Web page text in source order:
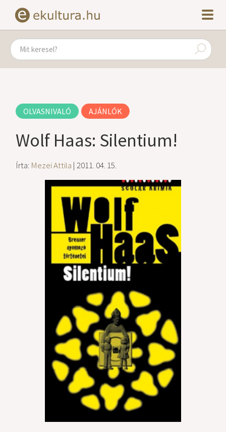
OLVASNIVALÓ AJÁNLÓK
Wolf Haas: Silentium!
Írta: Mezei Attila | 2011. 04. 15.